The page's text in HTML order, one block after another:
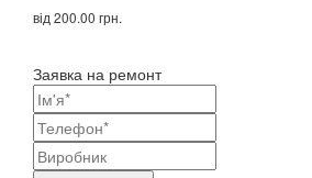
від 200.00 грн.
Заявка на ремонт
Ваші
контактні
дані
Назва